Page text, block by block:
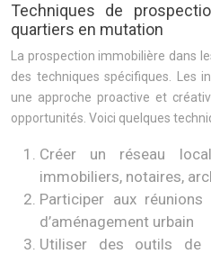
Techniques de
quartiers en mutation
La prospection immobilière dans
des techniques spécifiques. Les
une approche proactive et
opportunités. Voici quelques
Créer un réseau
immobiliers, notaires,
Participer aux
d’aménagement urbain
Utiliser des outils de